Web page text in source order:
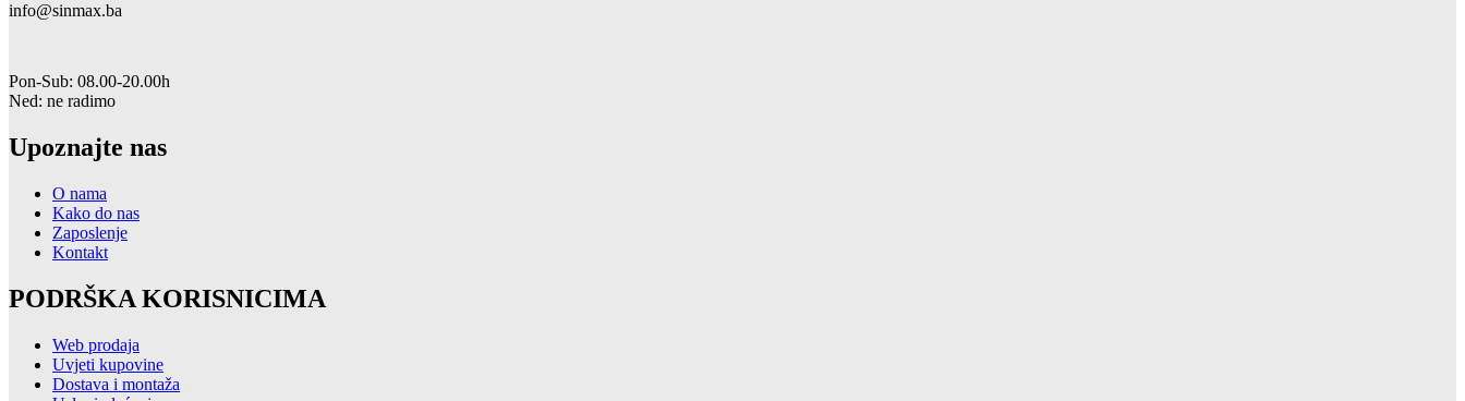
info@sinmax.ba
Pon-Sub: 08.00-20.00h
Ned: ne radimo
Upoznajte nas
O nama
Kako do nas
Zaposlenje
Kontakt
PODRŠKA KORISNICIMA
Web prodaja
Uvjeti kupovine
Dostava i montaža